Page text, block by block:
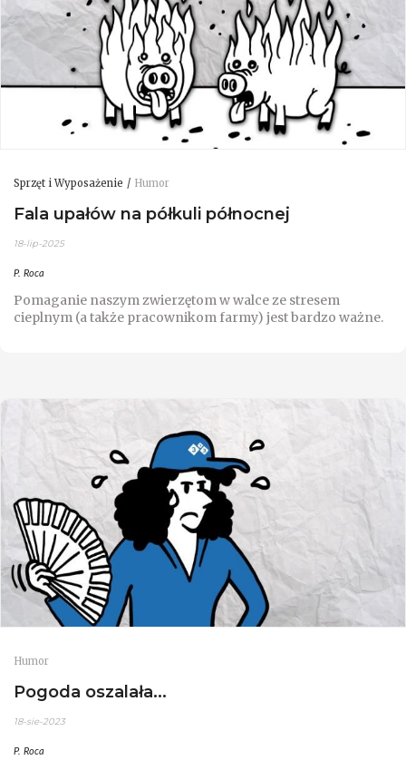
Sprzęt i Wyposażenie Humor
Fala upałów na półkuli północnej
18-lip-2025
P. Roca
Pomaganie naszym zwierzętom w walce ze stresem
cieplnym (a także pracownikom farmy) jest bardzo ważne.
Humor
Pogoda oszalała...
18-sie-2023
P. Roca